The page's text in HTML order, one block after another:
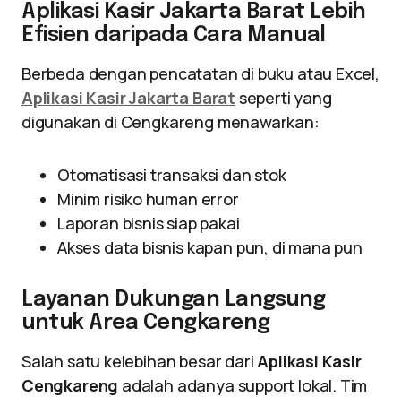
Aplikasi Kasir Jakarta Barat Lebih
Efisien daripada Cara Manual
Berbeda dengan pencatatan di buku atau Excel,
Aplikasi Kasir Jakarta Barat seperti yang
digunakan di Cengkareng menawarkan:
Otomatisasi transaksi dan stok
Minim risiko human error
Laporan bisnis siap pakai
Akses data bisnis kapan pun, di mana pun
Layanan Dukungan Langsung
untuk Area Cengkareng
Salah satu kelebihan besar dariAplikasi Kasir
Cengkareng adalah adanya support lokal. Tim